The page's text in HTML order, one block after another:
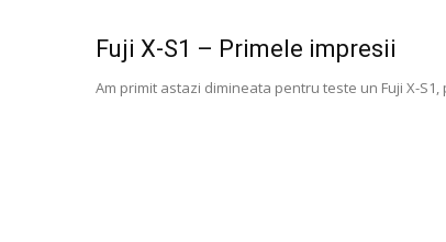
Fuji X-S1 – Primele impresii
Am primit astazi dimineata pentru teste un Fuji X-